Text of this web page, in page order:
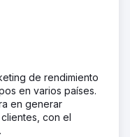
del año anterior.
ver el vídeo
de rendimiento
en varios países.
en generar
con el